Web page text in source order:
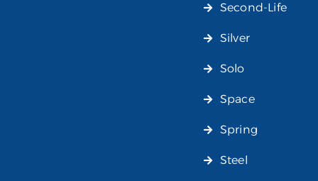
Second-Life
Silver
Solo
Space
Spring
Steel